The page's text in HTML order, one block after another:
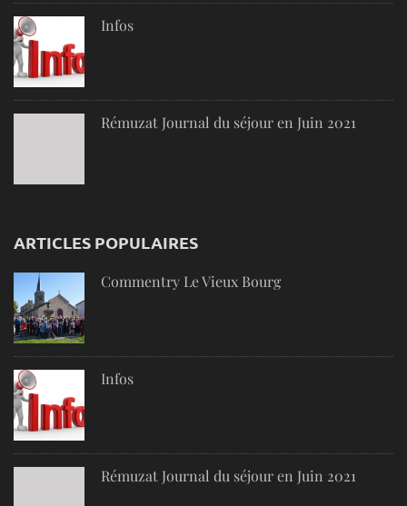
Infos
Rémuzat Journal du séjour en Juin 2021
ARTICLES POPULAIRES
Commentry Le Vieux Bourg
Infos
Rémuzat Journal du séjour en Juin 2021